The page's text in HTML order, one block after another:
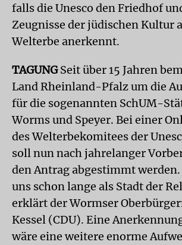
falls die Unesco den Friedhof
Zeugnisse der jüdischen Kultur
Welterbe anerkennt.
TAGUNGSeit über 15 Jahren
Land Rheinland-Pfalz um die
für die sogenannten SchUM-
Worms und Speyer. Bei einer
des Welterbekomitees der
soll nun nach jahrelanger
den Antrag abgestimmt
uns schon lange als Stadt der
erklärt der Wormser
Kessel (CDU). Eine
wäre eine weitere enorme